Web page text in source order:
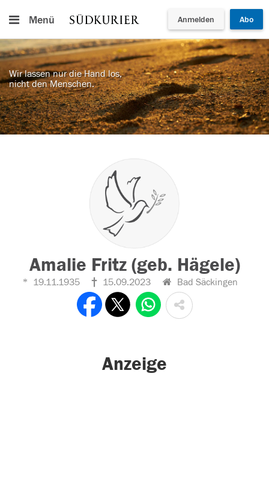
Menü Anmelden Abo
Wir lassen nur die Hand los,
nicht den Menschen.
Amalie Fritz (geb. Hägele)
19.11.1935 15.09.2023 Bad Säckingen
Anzeige